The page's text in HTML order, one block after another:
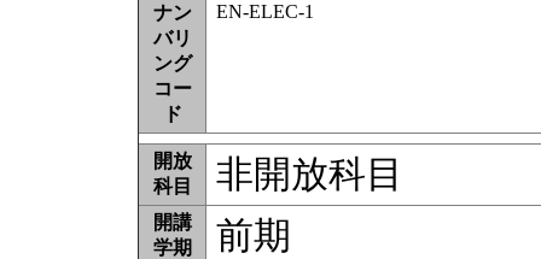
ナン
バリ
ング
コー
ド
EN-ELEC-1
開放
科目
非開放科目
開講
学期
前期